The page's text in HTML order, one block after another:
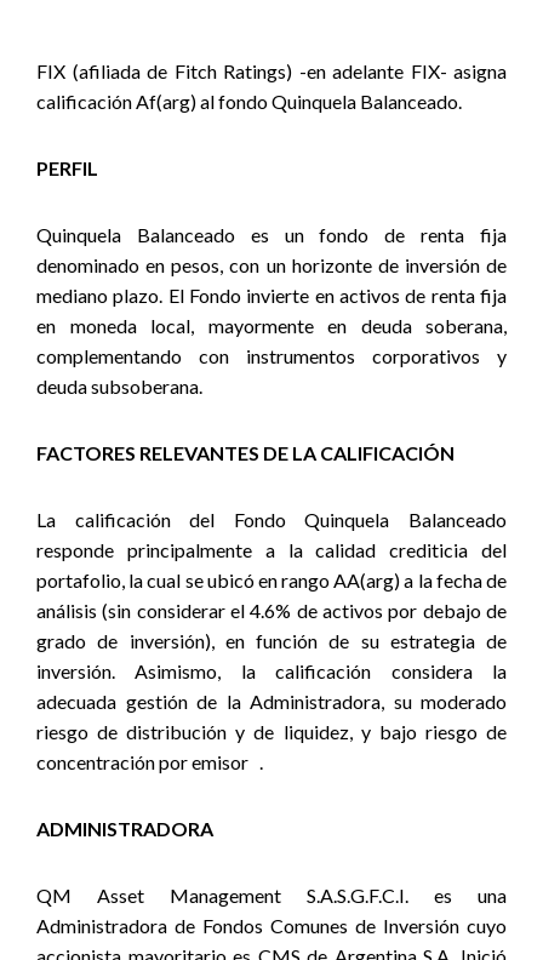
FIX (afiliada de Fitch Ratings) -en adelante FIX- asigna
calificación Af(arg) al fondo Quinquela Balanceado.
PERFIL
Quinquela Balanceado es un fondo de renta fija
denominado en pesos, con un horizonte de inversión de
mediano plazo. El Fondo invierte en activos de renta fija
en moneda local, mayormente en deuda soberana,
complementando con instrumentos corporativos y
deuda subsoberana.
FACTORES RELEVANTES DE LA CALIFICACIÓN
La calificación del Fondo Quinquela Balanceado
responde principalmente a la calidad crediticia del
portafolio, la cual se ubicó en rango AA(arg) a la fecha de
análisis (sin considerar el 4.6% de activos por debajo de
grado de inversión), en función de su estrategia de
inversión. Asimismo, la calificación considera la
adecuada gestión de la Administradora, su moderado
riesgo de distribución y de liquidez, y bajo riesgo de
concentración por emisor .
ADMINISTRADORA
QM Asset Management S.A.S.G.F.C.I. es una
Administradora de Fondos Comunes de Inversión cuyo